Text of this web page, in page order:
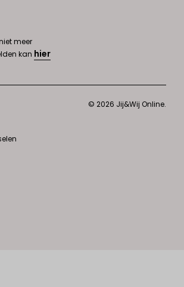
meer
kan hier
© 2026 Jij&Wij Online.